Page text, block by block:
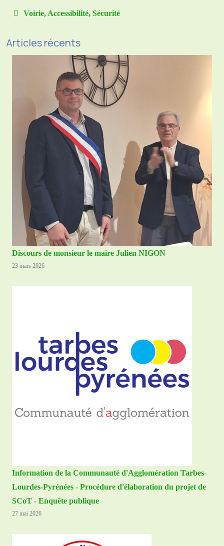
Voirie, Accessibilité, Sécurité
Articles récents
Discours de monsieur le maire Julien NIGON
23 mars 2026
Information de la Communauté d'Agglomération Tarbes-
Lourdes-Pyrénées - Procédure d'élaboration du projet de
SCoT - Enquête publique
27 mai 2026